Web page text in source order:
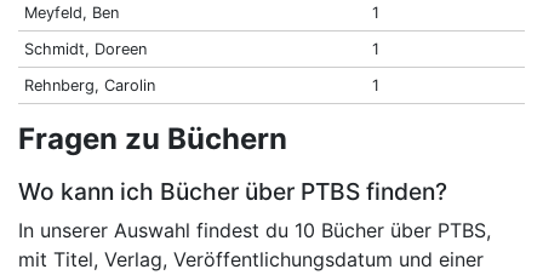
Meyfeld, Ben
1
Schmidt, Doreen
1
Rehnberg, Carolin
1
Fragen zu Büchern
Wo kann ich Bücher über PTBS finden?
In unserer Auswahl findest du 10 Bücher über PTBS,
mit Titel, Verlag, Veröffentlichungsdatum und einer